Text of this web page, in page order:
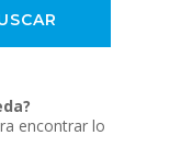
encontrar lo